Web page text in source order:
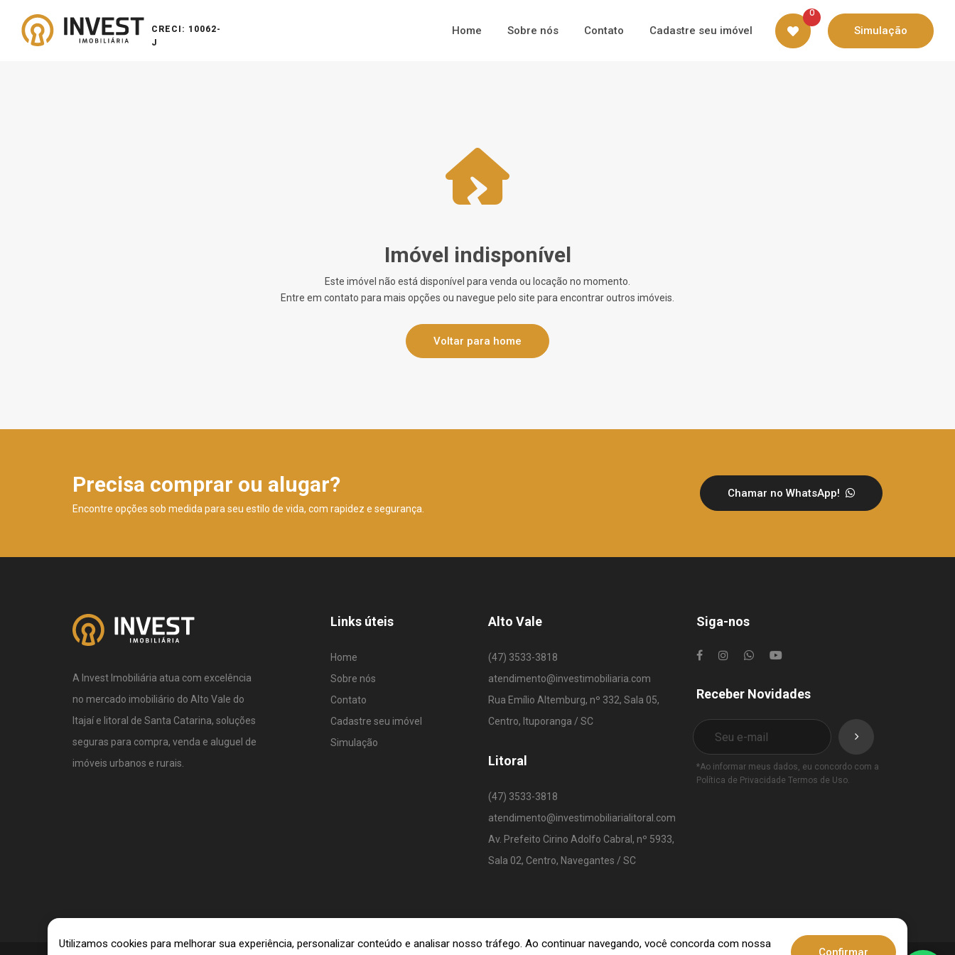
CRECI: 10062-
J
Home Sobre nós Contato Cadastre seu imóvel
0
Simulação
Imóvel indisponível
Este imóvel não está disponível para venda ou locação no momento.
Entre em contato para mais opções ou navegue pelo site para encontrar outros imóveis.
Voltar para home
Precisa comprar ou alugar?
Encontre opções sob medida para seu estilo de vida, com rapidez e segurança.
Chamar no WhatsApp!
A Invest Imobiliária atua com excelência
no mercado imobiliário do Alto Vale do
Itajaí e litoral de Santa Catarina, soluções
seguras para compra, venda e aluguel de
imóveis urbanos e rurais.
Links úteis
Home
Sobre nós
Contato
Cadastre seu imóvel
Simulação
Alto Vale
(47) 3533-3818
atendimento@investimobiliaria.com
Rua Emílio Altemburg, nº 332, Sala 05,
Centro, Ituporanga / SC
Litoral
(47) 3533-3818
atendimento@investimobiliarialitoral.com
Av. Prefeito Cirino Adolfo Cabral, nº 5933,
Sala 02, Centro, Navegantes / SC
Siga-nos
Receber Novidades
*Ao informar meus dados, eu concordo com a
Política de Privacidade Termos de Uso.
Utilizamos cookies para melhorar sua experiência, personalizar conteúdo e analisar nosso tráfego. Ao continuar navegando, você concorda com nossa
Confirmar